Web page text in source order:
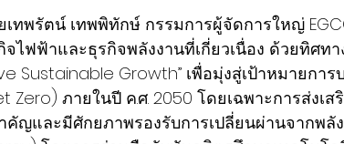
เทพรัตน์ เทพพิทักษ์ กรรมการผู้จัดการใหญ่
จไฟฟ้าและธุรกิจพลังงานที่เกี่ยวเนื่อง ด้วยทิศท
Sustainable Growth” เพื่อมุ่งสู่เป้าหมายกา
Zero) ภายในปี ค.ศ. 2050 โดยเฉพาะการส่งเ
คัญและมีศักยภาพรองรับการเปลี่ยนผ่านจากพลั